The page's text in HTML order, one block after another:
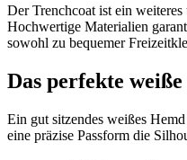
Der Trenchcoat ist ein
Hochwertige Materialien
sowohl zu bequemer
Das perfekte
Ein gut sitzendes weißes
eine präzise Passform die